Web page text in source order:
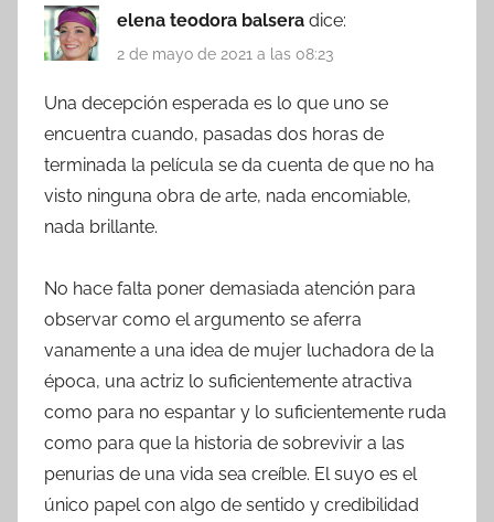
elena teodora balsera dice:
2 de mayo de 2021 a las 08:23
Una decepción esperada es lo que uno se
encuentra cuando, pasadas dos horas de
terminada la película se da cuenta de que no ha
visto ninguna obra de arte, nada encomiable,
nada brillante.
No hace falta poner demasiada atención para
observar como el argumento se aferra
vanamente a una idea de mujer luchadora de la
época, una actriz lo suficientemente atractiva
como para no espantar y lo suficientemente ruda
como para que la historia de sobrevivir a las
penurias de una vida sea creíble. El suyo es el
único papel con algo de sentido y credibilidad